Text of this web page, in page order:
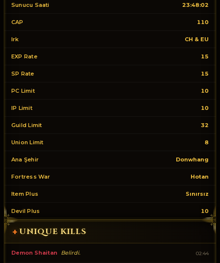
Sunucu Saati 23:48:02
CAP 110
Irk CH & EU
EXP Rate 15
SP Rate 15
PC Limit 10
IP Limit 10
Guild Limit 32
Union Limit 8
Ana Şehir Donwhang
Fortress War Hotan
Item Plus Sınırsız
Devil Plus 10
+UNIQUE KILLS
Demon Shaitan Belirdi. 02:44